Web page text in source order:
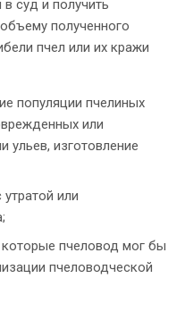
суд и получить
полученного
пчел или их кражи
популяции пчелиных
или
ульев, изготовление
или
пчеловод мог бы
пчеловодческой